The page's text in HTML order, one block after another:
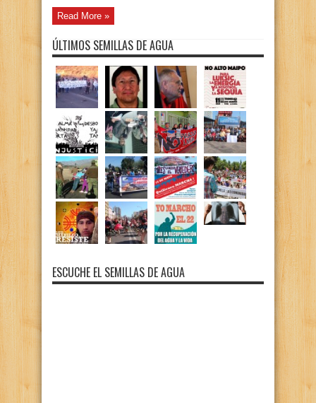
Read More »
ÚLTIMOS SEMILLAS DE AGUA
ESCUCHE EL SEMILLAS DE AGUA